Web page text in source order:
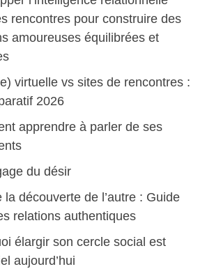
rencontres pour construire des
amoureuses équilibrées et
virtuelle vs sites de rencontres :
2026
apprendre à parler de ses
du désir
la découverte de l’autre : Guide
relations authentiques
élargir son cercle social est
aujourd’hui